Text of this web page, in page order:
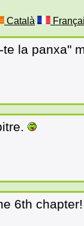
Català
la panxa"
6th